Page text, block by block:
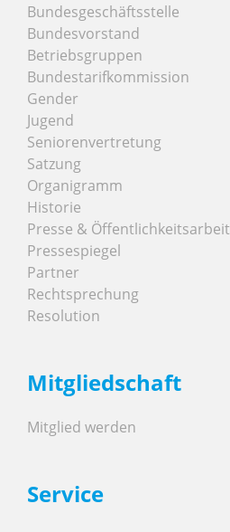
Bundesgeschäftsstelle
Bundesvorstand
Betriebsgruppen
Bundestarifkommission
Gender
Jugend
Seniorenvertretung
Satzung
Organigramm
Historie
Presse & Öffentlichkeitsarbeit
Pressespiegel
Partner
Rechtsprechung
Resolution
Mitgliedschaft
Mitglied werden
Service